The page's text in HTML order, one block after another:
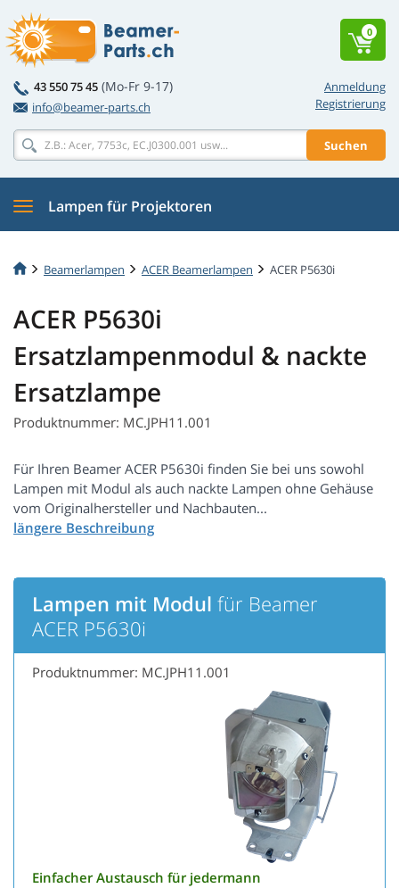
Anmeldung
Registrierung
43 550 75 45 (Mo-Fr 9-17)
info@beamer-parts.ch
Suchen
0
Lampen für Projektoren
Beamerlampen ACER Beamerlampen ACER P5630i
ACER P5630i
Ersatzlampenmodul & nackte
Ersatzlampe
Produktnummer: MC.JPH11.001
Für Ihren Beamer ACER P5630i finden Sie bei uns sowohl
Lampen mit Modul als auch nackte Lampen ohne Gehäuse
vom Originalhersteller und Nachbauten...
Lampen mit Modul für Beamer
ACER P5630i
Produktnummer: MC.JPH11.001
Einfacher Austausch für jedermann